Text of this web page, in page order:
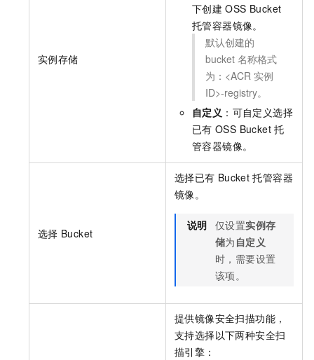
实例存储
下创建 OSS Bucket
托管容器镜像。
默认创建的
bucket 名称格式
为：<ACR 实例
ID>-registry。
自定义 ：可自定义选择
已有 OSS Bucket 托
管容器镜像。
选择 Bucket
选择已有 Bucket 托管容器
镜像。
说明 仅设置实例存
储为 自定义
时，需要设置
该项。
提供镜像安全扫描功能，
支持选择以下两种安全扫
描引擎：